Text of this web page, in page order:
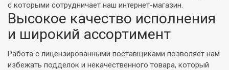
с которыми сотрудничает наш интернет-магазин.
Высокое качество исполнения
и широкий ассортимент
Работа с лицензированными поставщиками позволяет нам
избежать подделок и некачественного товара, который